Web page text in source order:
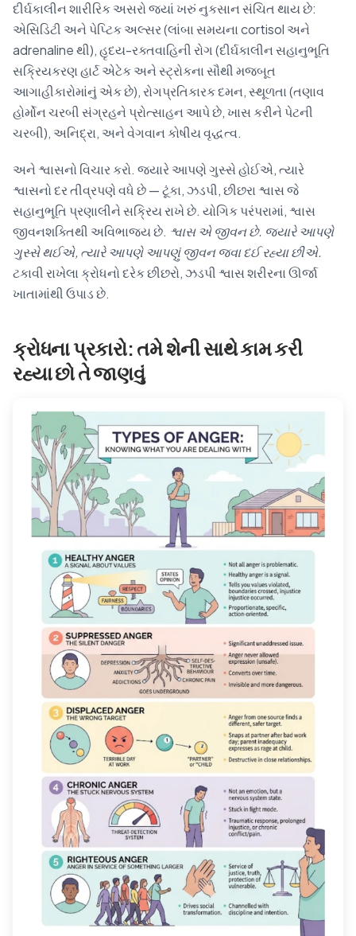
દીર્ઘકાલીન શારીરિક અસરો જ્યાં ખરું નુકસાન સંચિત થાય છે:
એસિડિટી અને પેપ્ટિક અલ્સર (લાંબા સમયના cortisol અને
adrenaline થી), હૃદય-રક્તવાહિની રોગ (દીર્ઘકાલીન સહાનુભૂતિ
સક્રિયકરણ હાર્ટ એટેક અને સ્ટ્રોકના સૌથી મજબૂત
આગાહીકારોમાંનું એક છે), રોગપ્રતિકારક દમન, સ્થૂળતા (તણાવ
હોર્મોન ચરબી સંગ્રહને પ્રોત્સાહન આપે છે, ખાસ કરીને પેટની
ચરબી), અનિદ્રા, અને વેગવાન કોષીય વૃદ્ધત્વ.
અને શ્વાસનો વિચાર કરો. જ્યારે આપણે ગુસ્સે હોઈએ, ત્યારે
શ્વાસનો દર તીવ્રપણે વધે છે — ટૂંકા, ઝડપી, છીછરા શ્વાસ જે
સહાનુભૂતિ પ્રણાલીને સક્રિય રાખે છે. યોગિક પરંપરામાં, શ્વાસ
જીવનશક્તિથી અવિભાજ્ય છે. શ્વાસ એ જીવન છે. જ્યારે આપણે
ગુસ્સે થઈએ, ત્યારે આપણે આપણું જીવન જવા દઈ રહ્યા છીએ.
ટકાવી રાખેલા ક્રોધનો દરેક છીછરો, ઝડપી શ્વાસ શરીરના ઊર્જા
ખાતામાંથી ઉપાડ છે.
ક્રોધના પ્રકારો: તમે શેની સાથે કામ કરી
રહ્યા છો તે જાણવું